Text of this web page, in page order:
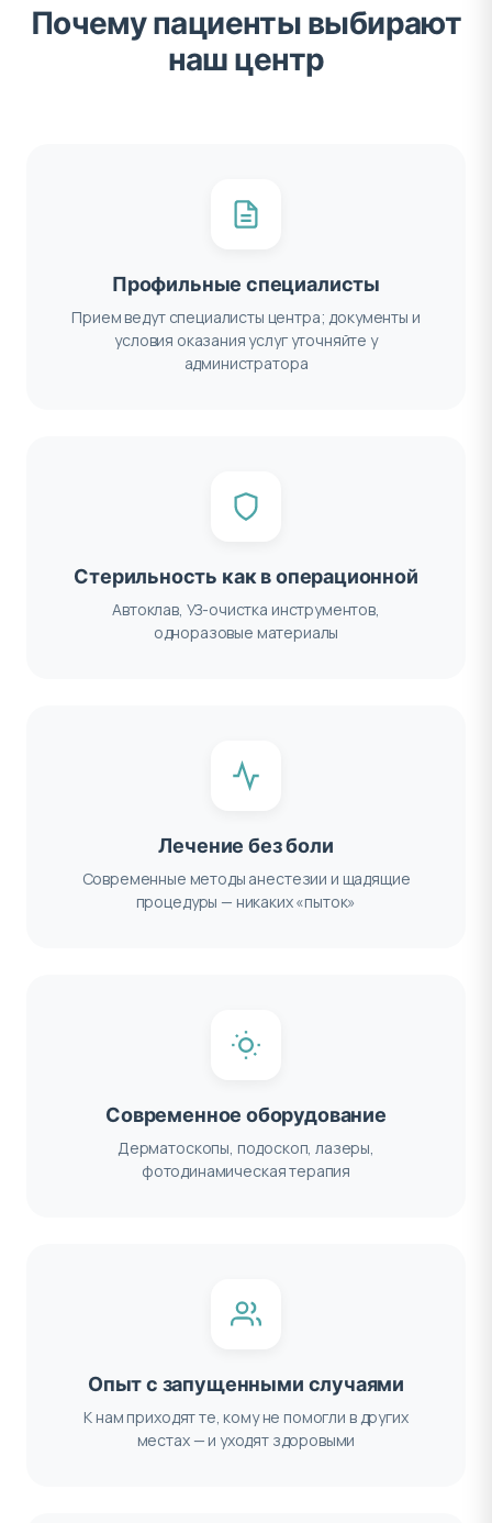
Почему пациенты выбирают
наш центр
Профильные специалисты
Прием ведут специалисты центра; документы и
условия оказания услуг уточняйте у
администратора
Стерильность как в операционной
Автоклав, УЗ-очистка инструментов,
одноразовые материалы
Лечение без боли
Современные методы анестезии и щадящие
процедуры — никаких «пыток»
Современное оборудование
Дерматоскопы, подоскоп, лазеры,
фотодинамическая терапия
Опыт с запущенными случаями
К нам приходят те, кому не помогли в других
местах — и уходят здоровыми